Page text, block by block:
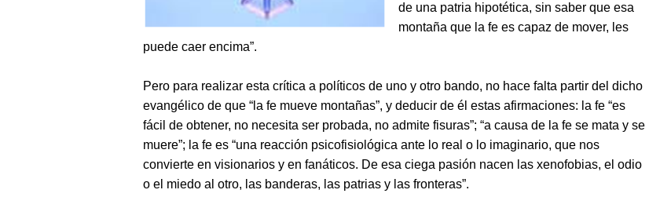
de una patria hipotética, sin saber que esa
montaña que la fe es capaz de mover, les
puede caer encima”.
Pero para realizar esta crítica a políticos de uno y otro bando, no hace falta partir del dicho
evangélico de que “la fe mueve montañas”, y deducir de él estas afirmaciones: la fe “es
fácil de obtener, no necesita ser probada, no admite fisuras”; “a causa de la fe se mata y se
muere”; la fe es “una reacción psicofisiológica ante lo real o lo imaginario, que nos
convierte en visionarios y en fanáticos. De esa ciega pasión nacen las xenofobias, el odio
o el miedo al otro, las banderas, las patrias y las fronteras”.